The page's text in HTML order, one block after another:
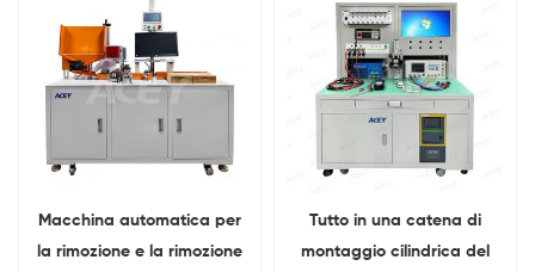
Macchina automatica per
la rimozione e la rimozione
Tutto in una catena di
montaggio cilindrica del